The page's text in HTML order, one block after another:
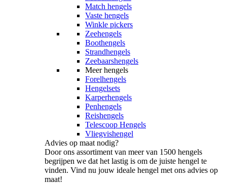
Match hengels
Vaste hengels
Winkle pickers
Zeehengels
Boothengels
Strandhengels
Zeebaarshengels
Meer hengels
Forelhengels
Hengelsets
Karperhengels
Penhengels
Reishengels
Telescoop Hengels
Vliegvishengel
Advies op maat nodig?
Door ons assortiment van meer van 1500 hengels
begrijpen we dat het lastig is om de juiste hengel te
vinden. Vind nu jouw ideale hengel met ons advies op
maat!